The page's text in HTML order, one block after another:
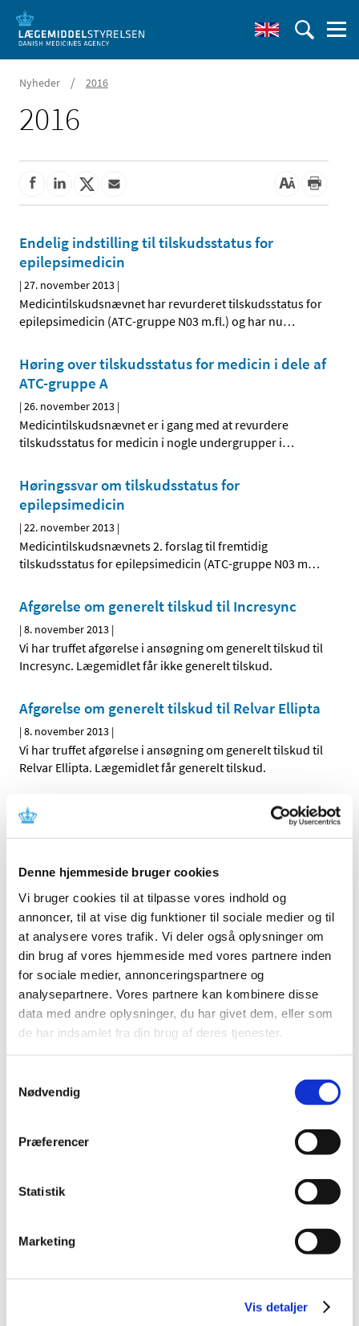
Denne hjemmeside bruger cookies
Vi bruger cookies til at tilpasse vores indhold og
annoncer, til at vise dig funktioner til sociale medier og til
at analysere vores trafik. Vi deler også oplysninger om
din brug af vores hjemmeside med vores partnere inden
for sociale medier, annonceringspartnere og
analysepartnere. Vores partnere kan kombinere disse
data med andre oplysninger, du har givet dem, eller som
de har indsamlet fra din brug af deres tjenester.
Nødvendig
Præferencer
Statistik
Marketing
Vis detaljer
Nyheder / 2016
2016
Endelig indstilling til tilskudsstatus for
epilepsimedicin
|27. november 2013 |
Medicintilskudsnævnet har revurderet tilskudsstatus for
epilepsimedicin (ATC-gruppe N03 m.fl.) og har nu…
Høring over tilskudsstatus for medicin i dele af
ATC-gruppe A
|26. november 2013 |
Medicintilskudsnævnet er i gang med at revurdere
tilskudsstatus for medicin i nogle undergrupper i…
Høringssvar om tilskudsstatus for
epilepsimedicin
|22. november 2013 |
Medicintilskudsnævnets 2. forslag til fremtidig
tilskudsstatus for epilepsimedicin (ATC-gruppe N03 m…
Afgørelse om generelt tilskud til Incresync
|8. november 2013 |
Vi har truffet afgørelse i ansøgning om generelt tilskud til
Incresync. Lægemidlet får ikke generelt tilskud.
Afgørelse om generelt tilskud til Relvar Ellipta
|8. november 2013 |
Vi har truffet afgørelse i ansøgning om generelt tilskud til
Relvar Ellipta. Lægemidlet får generelt tilskud.
Alle (2505)
2026 (83)
2025 (158)
2024 (224)
2023 (195)
2022 (197)
2021 (516)
2020 (263)
2019 (159)
2018 (150)
2016 (167)
2014 (44)
december (4)
september (6)